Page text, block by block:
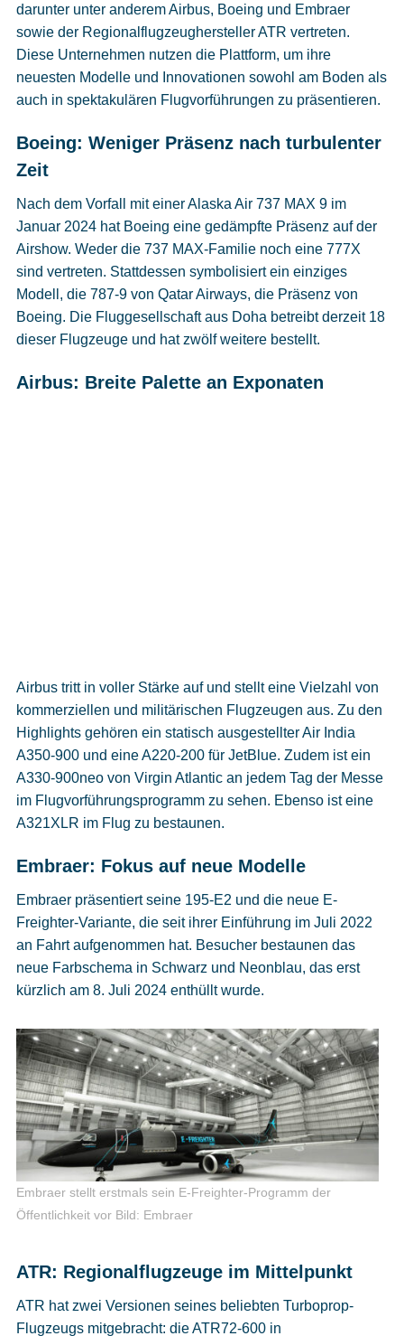
darunter unter anderem Airbus, Boeing und Embraer
sowie der Regionalflugzeughersteller ATR vertreten.
Diese Unternehmen nutzen die Plattform, um ihre
neuesten Modelle und Innovationen sowohl am Boden als
auch in spektakulären Flugvorführungen zu präsentieren.
Boeing: Weniger Präsenz nach turbulenter
Zeit
Nach dem Vorfall mit einer Alaska Air 737 MAX 9 im
Januar 2024 hat Boeing eine gedämpfte Präsenz auf der
Airshow. Weder die 737 MAX-Familie noch eine 777X
sind vertreten. Stattdessen symbolisiert ein einziges
Modell, die 787-9 von Qatar Airways, die Präsenz von
Boeing. Die Fluggesellschaft aus Doha betreibt derzeit 18
dieser Flugzeuge und hat zwölf weitere bestellt.
Airbus: Breite Palette an Exponaten
Airbus tritt in voller Stärke auf und stellt eine Vielzahl von
kommerziellen und militärischen Flugzeugen aus. Zu den
Highlights gehören ein statisch ausgestellter Air India
A350-900 und eine A220-200 für JetBlue. Zudem ist ein
A330-900neo von Virgin Atlantic an jedem Tag der Messe
im Flugvorführungsprogramm zu sehen. Ebenso ist eine
A321XLR im Flug zu bestaunen.
Embraer: Fokus auf neue Modelle
Embraer präsentiert seine 195-E2 und die neue E-
Freighter-Variante, die seit ihrer Einführung im Juli 2022
an Fahrt aufgenommen hat. Besucher bestaunen das
neue Farbschema in Schwarz und Neonblau, das erst
kürzlich am 8. Juli 2024 enthüllt wurde.
Embraer stellt erstmals sein E-Freighter-Programm der
Öffentlichkeit vorBild: Embraer
ATR: Regionalflugzeuge im Mittelpunkt
ATR hat zwei Versionen seines beliebten Turboprop-
Flugzeugs mitgebracht: die ATR72-600 in